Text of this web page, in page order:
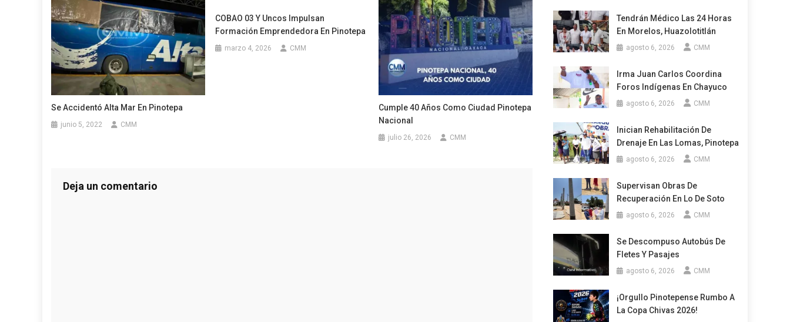
Se Accidentó Alta Mar En Pinotepa
junio 5, 2022 CMM
COBAO 03 Y Uncos Impulsan
Formación Emprendedora En Pinotepa
marzo 4, 2026 CMM
Cumple 40 Años Como Ciudad Pinotepa
Nacional
julio 26, 2026 CMM
Deja un comentario
Tendrán Médico Las 24 Horas
En Morelos, Huazolotitlán
agosto 6, 2026 CMM
Irma Juan Carlos Coordina
Foros Indígenas En Chayuco
agosto 6, 2026 CMM
Inician Rehabilitación De
Drenaje En Las Lomas, Pinotepa
agosto 6, 2026 CMM
Supervisan Obras De
Recuperación En Lo De Soto
agosto 6, 2026 CMM
Se Descompuso Autobús De
Fletes Y Pasajes
agosto 6, 2026 CMM
¡Orgullo Pinotepense Rumbo A
La Copa Chivas 2026!